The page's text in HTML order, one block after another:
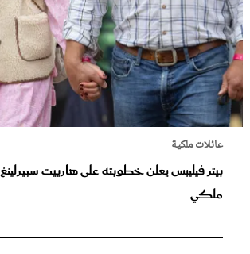
عائلات ملكية
بيتر فيليبس يعلن خطوبته على هارييت
ملكي